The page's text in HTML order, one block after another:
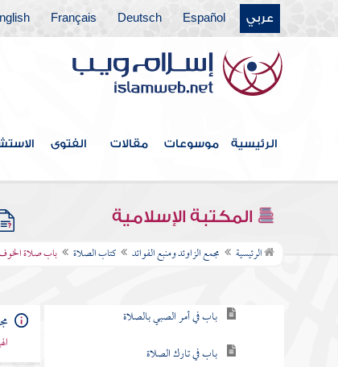
عربي Español
Deutsch
Français
الرئيسية موسوعات مقالات الفتوى
المكتبة الإسلامية
الرئيسية مجمع الزاوئد ومنبع الفوائد كتاب الصلاة باب صلاة
فهرس الكتاب
خطبة الكتاب
كتاب الإيمان
كتاب العلم
كتاب الصلاة
باب في أمر الصبي بالصلاة
باب في تارك الصلاة